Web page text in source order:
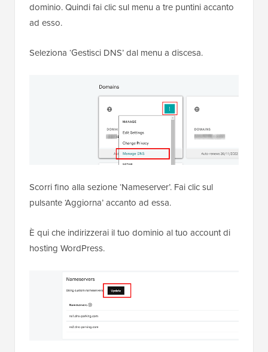
dominio. Quindi fai clic sul menu a tre puntini accanto
ad esso.
Seleziona ‘Gestisci DNS’ dal menu a discesa.
Scorri fino alla sezione ‘Nameserver’. Fai clic sul
pulsante ‘Aggiorna’ accanto ad essa.
È qui che indirizzerai il tuo dominio al tuo account di
hosting WordPress.